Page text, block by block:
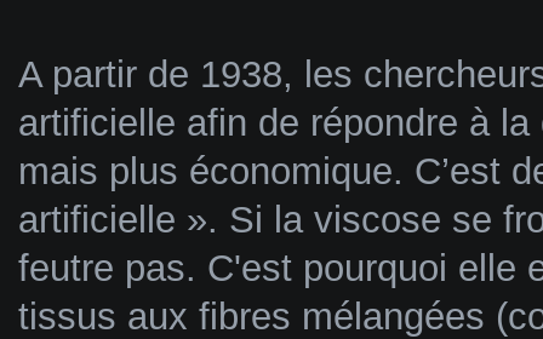
A partir de 1938, les
artificielle afin de répondre à
mais plus économique. C’est
artificielle ». Si la viscose se
feutre pas. C'est pourquoi elle
tissus aux fibres mélangées